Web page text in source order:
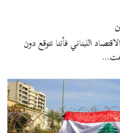
اللبناني فأننا نتوقع دون